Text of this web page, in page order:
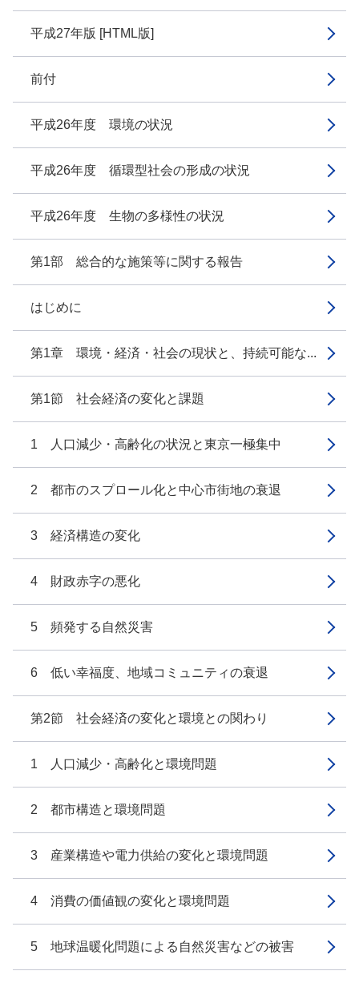
平成27年版 [HTML版]
前付
平成26年度 環境の状況
平成26年度 循環型社会の形成の状況
平成26年度 生物の多様性の状況
第1部 総合的な施策等に関する報告
はじめに
第1章 環境・経済・社会の現状と、持続可能な...
第1節 社会経済の変化と課題
1 人口減少・高齢化の状況と東京一極集中
2 都市のスプロール化と中心市街地の衰退
3 経済構造の変化
4 財政赤字の悪化
5 頻発する自然災害
6 低い幸福度、地域コミュニティの衰退
第2節 社会経済の変化と環境との関わり
1 人口減少・高齢化と環境問題
2 都市構造と環境問題
3 産業構造や電力供給の変化と環境問題
4 消費の価値観の変化と環境問題
5 地球温暖化問題による自然災害などの被害